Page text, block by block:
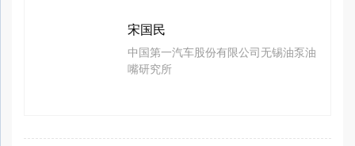
宋国民
中国第一汽车股份有限公司无锡油泵油
嘴研究所